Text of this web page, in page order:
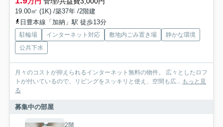
19.00㎡ (1K) /築37年 /2階建
日豊本線「加納」駅 徒歩13分
駐輪場 インターネット対応 敷地内ごみ置き場
静かな環境
公共下水
月々のコストが抑えられるインターネット無料の物件。 広々としたロフ
トが付いているので、リビングをスッキリと使え、空間も広... もっと見
る
募集中の部屋
2階